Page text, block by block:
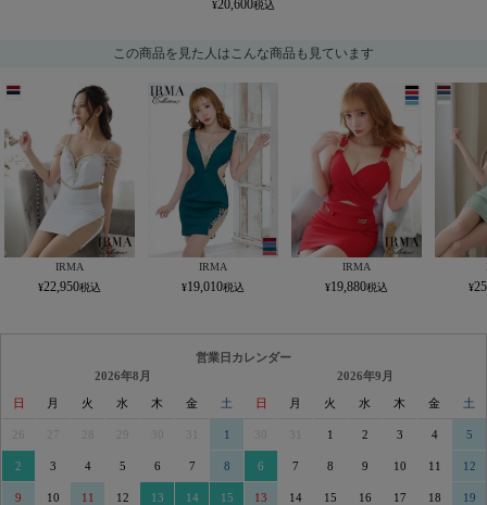
20,600
この商品を見た人はこんな商品も見ています
IRMA
22,950
IRMA
19,010
IRMA
19,880
営業日カレンダー
2026年8月
日 月 火 水 木 金 土
29 30 31 1
2 3 4 5 6 7 8
9 10 11 12 13 14 15
2026年9月
日 月 火 水 木 金 土
30 31 1 2 3 4 5
6 7 8 9 10 11 12
13 14 15 16 17 18 19